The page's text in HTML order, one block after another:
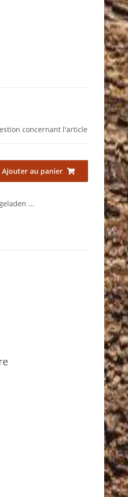
concernant l'article
Ajouter au panier
...